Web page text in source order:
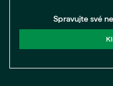
Spravujte své